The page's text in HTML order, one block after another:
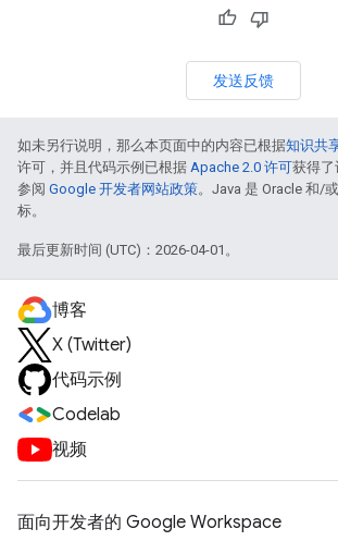
发送反馈
如未另行说明，那么本页面中的内容已根据知识共
许可，并且代码示例已根据 Apache 2.0 许可获得了
参阅 Google 开发者网站政策。Java 是 Oracle 和/
标。
最后更新时间 (UTC)：2026-04-01。
博客
X (Twitter)
代码示例
Codelab
视频
面向开发者的 Google Workspace